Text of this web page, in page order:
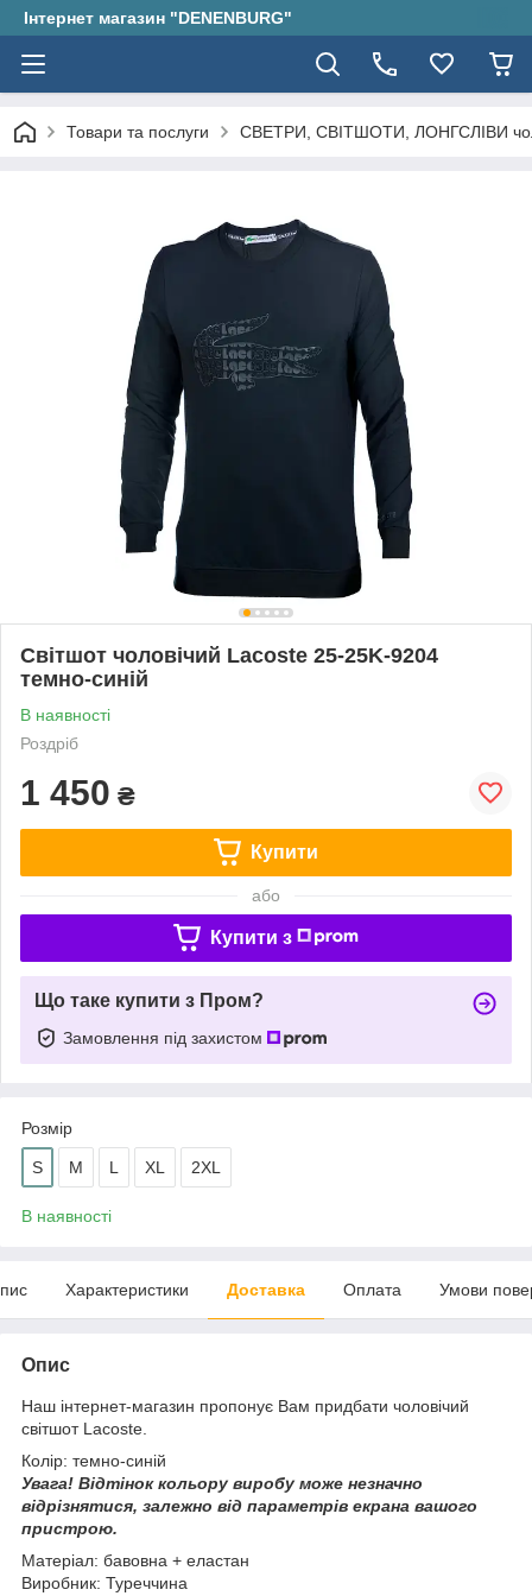
Інтернет магазин "DENENBURG"
Товари та послуги СВЕТРИ, СВІТШОТИ, ЛОНГСЛІВИ
Світшот чоловічий Lacoste 25-25K-9204
темно-синій
В наявності
Роздріб
1 450 ₴
Купити
або
Купити з
Що таке купити з Пром?
Замовлення під захистом
Розмір
S M L XL 2XL
В наявності
Характеристики Доставка Оплата Умови
Опис
Наш інтернет-магазин пропонує Вам придбати чоловічий
світшот Lacoste.
Колір: темно-синій
Увага! Відтінок кольору виробу може незначно
відрізнятися, залежно від параметрів екрана вашого
пристрою.
Матеріал: бавовна + еластан
Виробник: Туреччина